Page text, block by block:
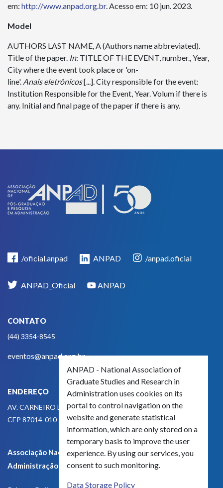
em: http://www.anpad.org.br. Acesso em: 10 jun. 2023.
Model
AUTHORS LAST NAME, A (Authors name abbreviated).
Title of the paper. In: TITLE OF THE EVENT, number., Year,
City where the event took place or 'on-
line'. Anais eletrônicos[...]. City responsible for the event:
Institution Responsible for the Event, Year. Volum if there is
any. Initial and final page of the paper if there is any.
/oficial.anpad ANPAD /anpad.oficial
ANPAD_Oficial ANPAD
CONTATO
(44) 3354-8545
eventos@anpad.org.br
ENDEREÇO
AV. CARNEIRO LEÃO, 825
CEP 87014-010 - MARINGÁ, PR, BRASIL
Associação Nacional de Pós-Graduação e Pesquisa em
Administração - CNPJ 42.595.652/0001-66
ANPAD - National Association of
Graduate Studies and Research in
Administration uses cookies on its
portal to control navigation on the
website and generate statistical
information, which are only stored on a
temporary basis to improve the user
experience. By using our services, you
consent to such monitoring.
Data Storage Policy